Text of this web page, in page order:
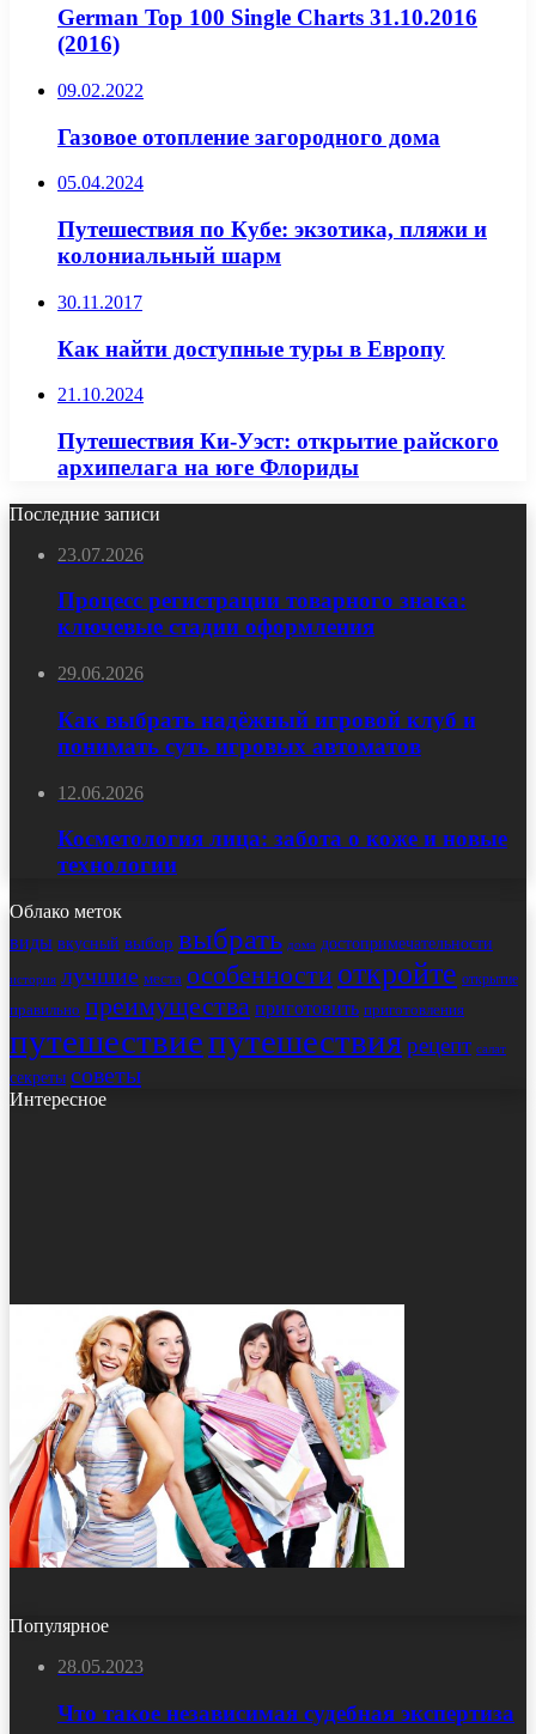
German Top 100 Single Charts 31.10.2016
(2016)
09.02.2022
Газовое отопление загородного дома
05.04.2024
Путешествия по Кубе: экзотика, пляжи и
колониальный шарм
30.11.2017
Как найти доступные туры в Европу
21.10.2024
Путешествия Ки-Уэст: открытие райского
архипелага на юге Флориды
Последние записи
23.07.2026
Процесс регистрации товарного знака:
ключевые стадии оформления
29.06.2026
Как выбрать надёжный игровой клуб и
понимать суть игровых автоматов
12.06.2026
Косметология лица: забота о коже и новые
технологии
Облако меток
виды вкусный выбор выбрать дома достопримечательности
история лучшие места особенности откройте открытие
правильно преимущества приготовить приготовления
путешествиепутешествиярецепт салат
секреты советы
Интересное
Популярное
28.05.2023
Что такое независимая судебная экспертиза